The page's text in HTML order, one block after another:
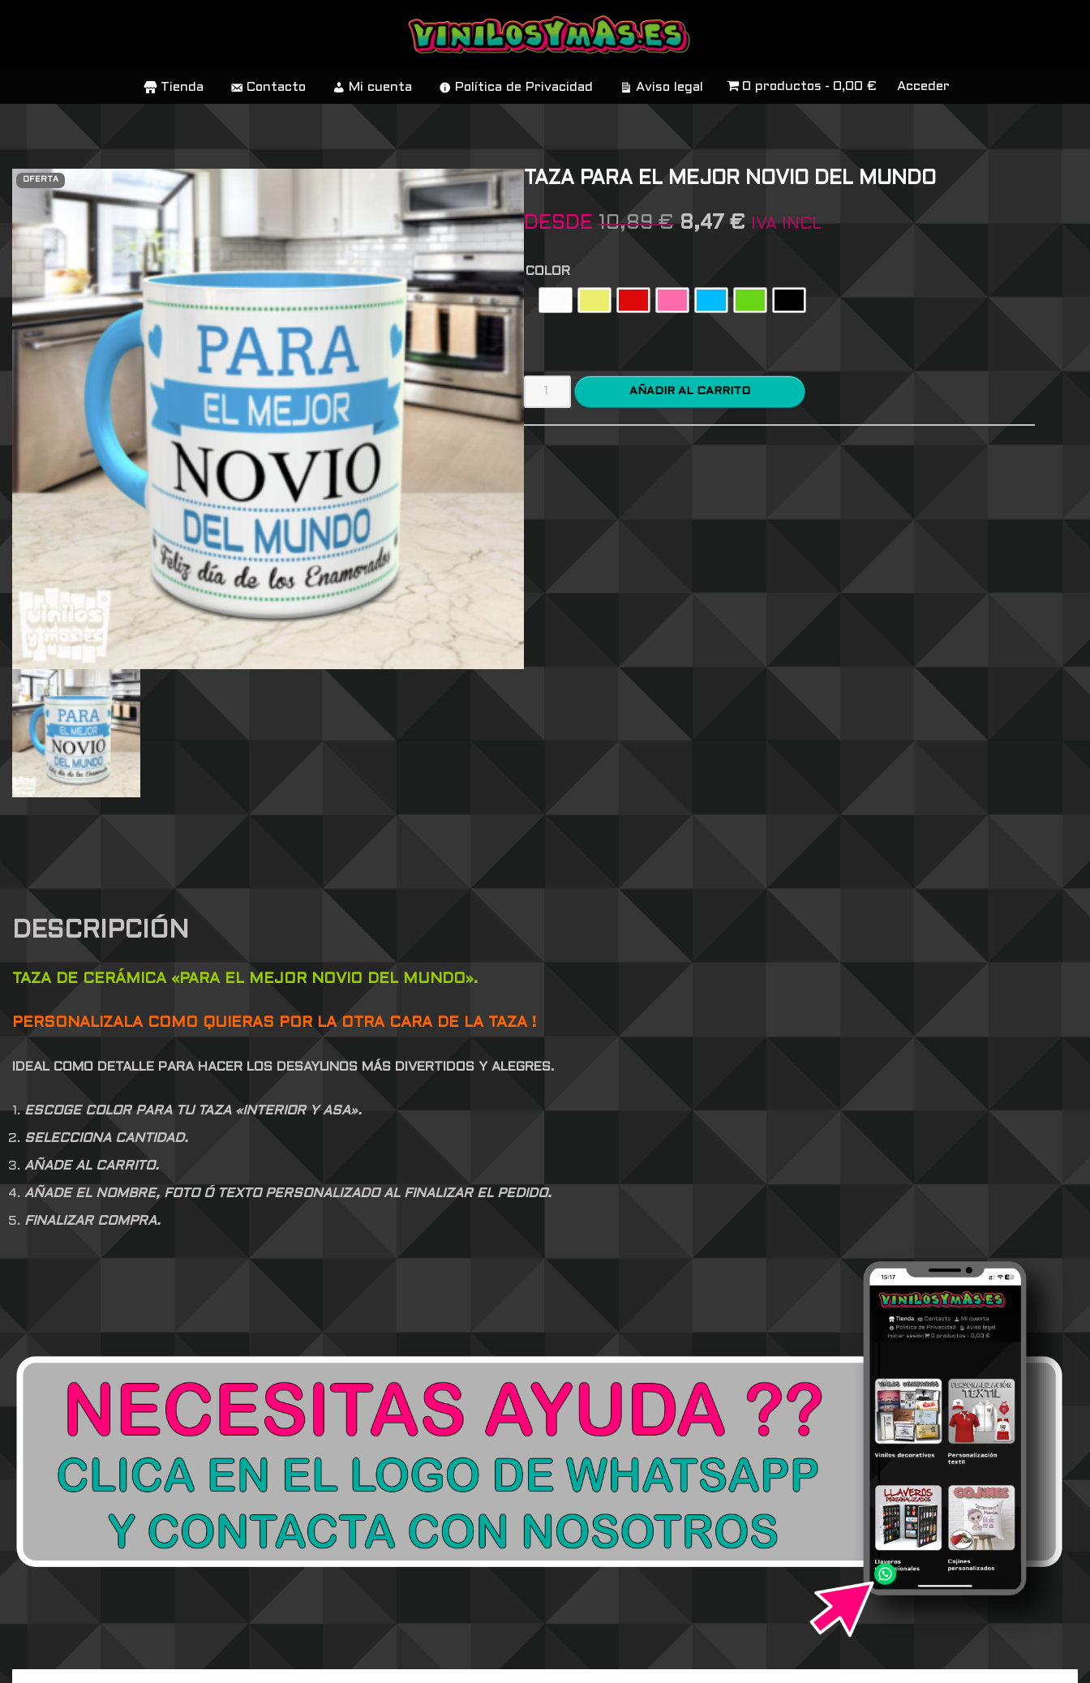
Tienda Contacto Mi cuenta Política de Privacidad Aviso legal 0 productos 0,00 € Acceder
OFERTA TAZA PARA EL MEJOR NOVIO DEL MUNDO
DESDE 10,89€ 8,47 € IVA INCL
COLOR
AÑADIR AL CARRITO
DESCRIPCIÓN
TAZA DE CERÁMICA «PARA EL MEJOR NOVIO DEL MUNDO».
PERSONALIZALA COMO QUIERAS POR LA OTRA CARA DE LA TAZA !
IDEAL COMO DETALLE PARA HACER LOS DESAYUNOS MÁS DIVERTIDOS Y ALEGRES.
ESCOGE COLOR PARA TU TAZA «INTERIOR Y ASA».
SELECCIONA CANTIDAD.
AÑADE AL CARRITO.
AÑADE EL NOMBRE, FOTO Ó TEXTO PERSONALIZADO AL FINALIZAR EL PEDIDO.
FINALIZAR COMPRA.